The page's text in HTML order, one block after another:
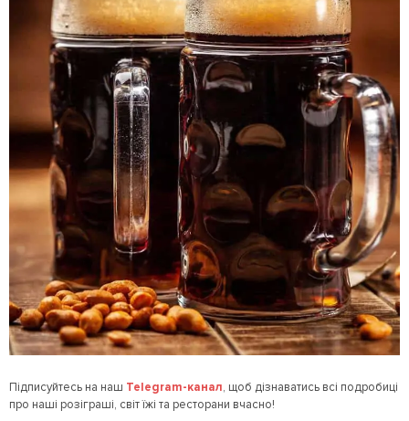
Підписуйтесь на наш Telegram-канал, щоб дізнаватись всі подробиці
про наші розіграші, світ їжі та ресторани вчасно!